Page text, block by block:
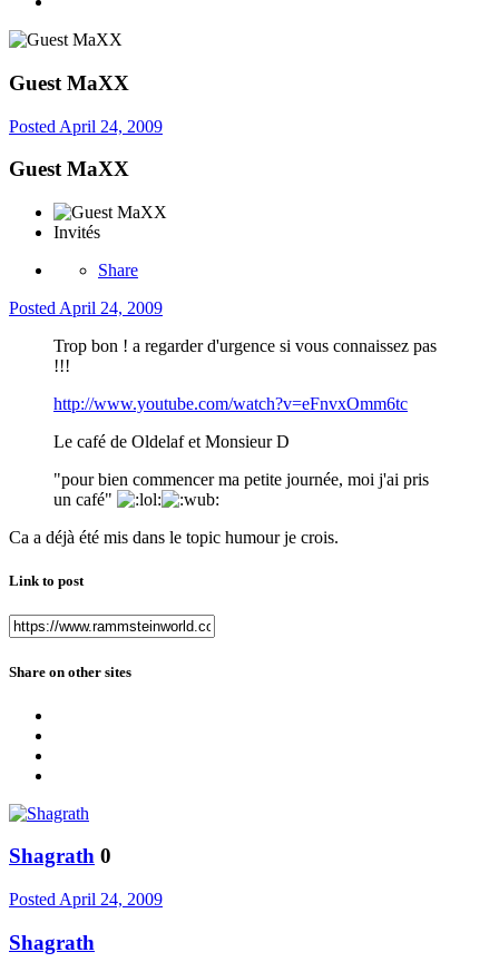
Guest MaXX
Posted April 24, 2009
Guest MaXX
Invités
Share
Posted April 24, 2009
Trop bon ! a regarder d'urgence si vous connaissez pas
!!!
http://www.youtube.com/watch?v=eFnvxOmm6tc
Le café de Oldelaf et Monsieur D
"pour bien commencer ma petite journée, moi j'ai pris
un café"
Ca a déjà été mis dans le topic humour je crois.
Link to post
Share on other sites
Shagrath 0
Posted April 24, 2009
Shagrath